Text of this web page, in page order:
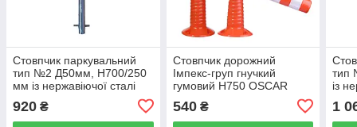
Стовпчик паркувальний
тип №2 Д50мм, Н700/250
мм із нержавіючої сталі
920 ₴
Стовпчик дорожний
Імпекс-груп гнучкий
гумовий Н750 OSCAR
540₴
тип
із
1